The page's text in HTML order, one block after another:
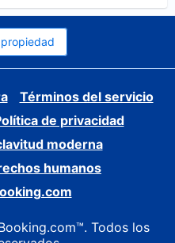
Términos del servicio
de privacidad
moderna
humanos
Todos los